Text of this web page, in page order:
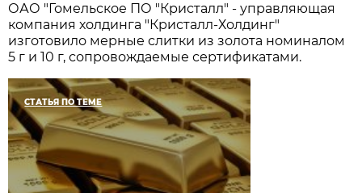
ОАО "Гомельское ПО "Кристалл" - управляющая
компания холдинга "Кристалл-Холдинг"
изготовило мерные слитки из золота номиналом
5 г и 10 г, сопровождаемые сертификатами.
СТАТЬЯ ПО ТЕМЕ